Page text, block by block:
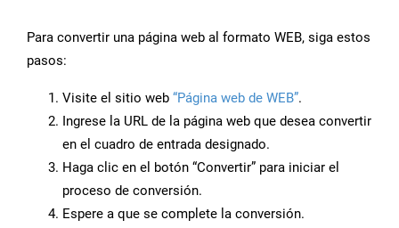
Para convertir una página web al formato WEB, siga estos
pasos:
Visite el sitio web “Página web de WEB”.
Ingrese la URL de la página web que desea convertir
en el cuadro de entrada designado.
Haga clic en el botón “Convertir” para iniciar el
proceso de conversión.
Espere a que se complete la conversión.